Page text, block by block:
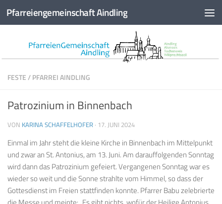
Zum Inhalt springen
Pfarreiengemeinschaft Aindling
FESTE/PFARREI AINDLING
Patrozinium in Binnenbach
VON KARINA SCHAFFELHOFER · 17. JUNI 2024
Einmal im Jahr steht die kleine Kirche in Binnenbach im Mittelpunkt
und zwar an St. Antonius, am 13. Juni. Am darauffolgenden Sonntag
wird dann das Patrozinium gefeiert. Vergangenen Sonntag war es
wieder so weit und die Sonne strahlte vom Himmel, so dass der
Gottesdienst im Freien stattfinden konnte. Pfarrer Babu zelebrierte